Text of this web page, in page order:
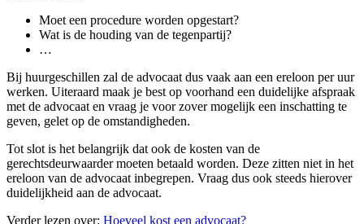
Moet een procedure worden opgestart?
Wat is de houding van de tegenpartij?
…
Bij huurgeschillen zal de advocaat dus vaak aan een ereloon per uur
werken. Uiteraard maak je best op voorhand een duidelijke afspraak
met de advocaat en vraag je voor zover mogelijk een inschatting te
geven, gelet op de omstandigheden.
Tot slot is het belangrijk dat ook de kosten van de
gerechtsdeurwaarder moeten betaald worden. Deze zitten niet in het
ereloon van de advocaat inbegrepen. Vraag dus ook steeds hierover
duidelijkheid aan de advocaat.
Verder lezen over: Hoeveel kost een advocaat?